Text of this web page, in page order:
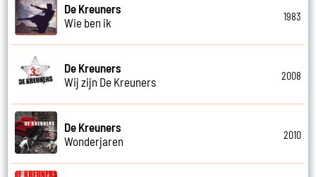
De Kreuners
Wie ben ik
1983
De Kreuners
Wij zijn De Kreuners
2008
De Kreuners
Wonderjaren
2010